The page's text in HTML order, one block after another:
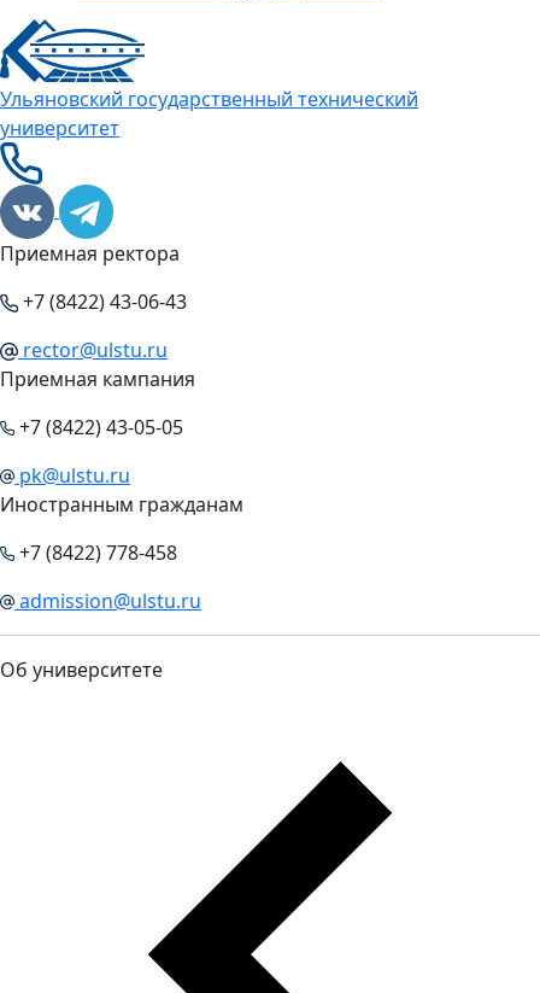
Ульяновский государственный технический
университет
Приемная ректора
+7 (8422) 43-06-43
rector@ulstu.ru
Приемная кампания
+7 (8422) 43-05-05
pk@ulstu.ru
Иностранным гражданам
+7 (8422) 778-458
admission@ulstu.ru
Об университете